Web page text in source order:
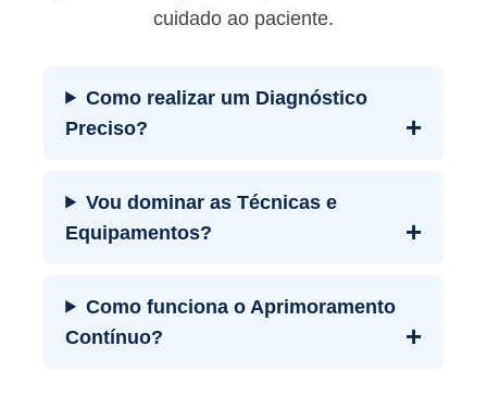
cuidado ao paciente.
Como realizar um Diagnóstico
Preciso?
+
Vou dominar as Técnicas e
Equipamentos?
+
Como funciona o Aprimoramento
Contínuo?
+